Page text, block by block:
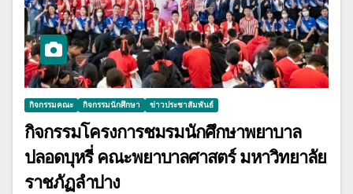
กิจกรรมคณะ กิจกรรมนักศึกษา ข่าวประชาสัมพันธ์
กิจกรรมโครงการชมรมนักศึกษาพยาบาล
ปลอดบุหรี่ คณะพยาบาลศาสตร์ มหาวิทยาลัย
ราชภัฏลำปาง